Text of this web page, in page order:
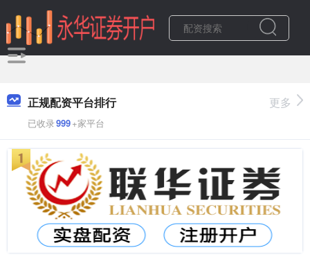
正规配资平台排行
已收录999+家平台
更多